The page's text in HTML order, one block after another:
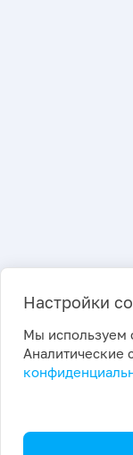
Настройки
Мы используем
Аналитические